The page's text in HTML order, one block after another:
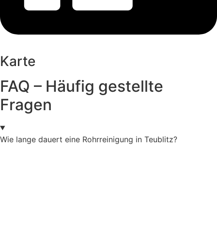
Karte
FAQ – Häufig gestellte
Fragen
Wie lange dauert eine Rohrreinigung in Teublitz?